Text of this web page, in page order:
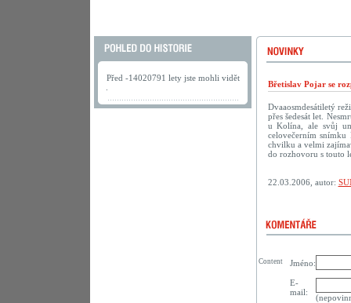
Před -14020791 lety jste mohli vidět
Břetislav Pojar se
Dvaaosmdesátiletý
přes šedesát let.
u Kolína, ale svůj
celovečerním
chvilku a velmi
do rozhovoru s touto
22.03.2006, autor:
Jméno:
E-
mail:
Content